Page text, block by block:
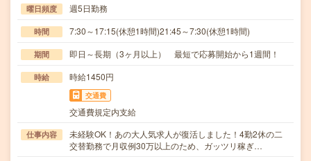
曜日頻度 週5日勤務
時間 7:30～17:15(休憩1時間)21:45～7:30(休憩1時間)
期間 即日～長期（3ヶ月以上） 最短で応募開始から1週間！
時給 時給1450円
交通費
交通費規定内支給
仕事内容
未経験OK！あの大人気求人が復活しました！4勤2休の二
交替勤務で月収例30万以上のため、ガッツリ稼ぎ…